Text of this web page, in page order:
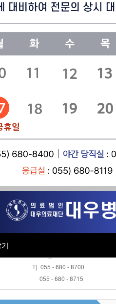
로자건강센터
진료협력센터
공지사항
채용공고
병원소식
채용검진 접수안내
오 전 : AM 08:30 ~ AM 11:30
T) 055 - 680 - 8700
055 - 680 - 8715